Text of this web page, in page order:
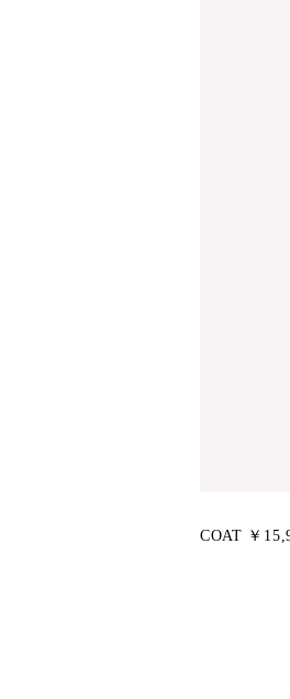
COAT ￥